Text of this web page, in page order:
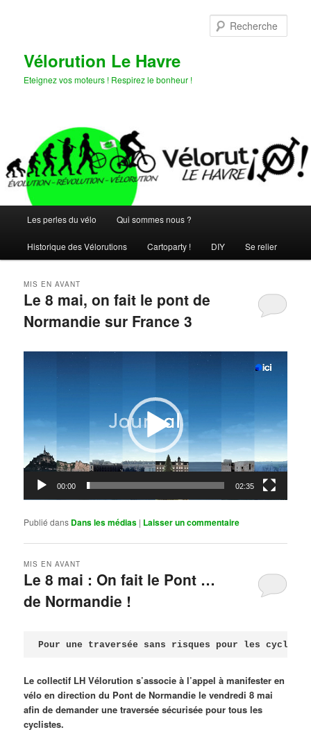
Vélorution Le Havre
Eteignez vos moteurs ! Respirez le bonheur !
principal
Les perles du vélo Qui sommes nous ?
Historique des Vélorutions Cartoparty ! DIY Se relier
Le 8 mai, on fait le pont de
Normandie sur France 3
MIS EN AVANT
00:00 02:35
Publié dans Dans les médias | Laisser un commentaire
Le 8 mai : On fait le Pont …
de Normandie !
MIS EN AVANT
Pour une traversée sans risques pour les
Le collectif LH Vélorution s’associe à l’appel à manifester en
vélo en direction du Pont de Normandie le vendredi 8 mai
afin de demander une traversée sécurisée pour tous les
cyclistes.